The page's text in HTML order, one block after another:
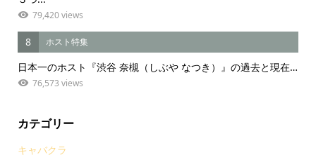
79,420 views
8 ホスト特集
日本一のホスト『渋谷 奈槻（しぶや なつき）』の過去と現在…
76,573 views
カテゴリー
キャバクラ